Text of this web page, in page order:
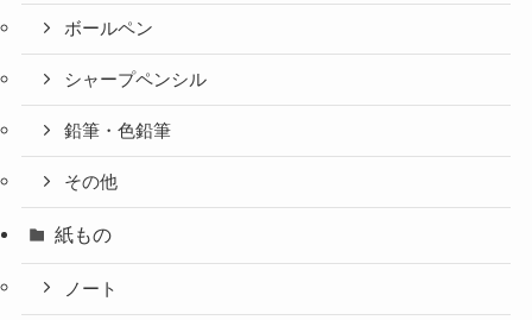
ボールペン
シャープペンシル
鉛筆・色鉛筆
その他
紙もの
ノート